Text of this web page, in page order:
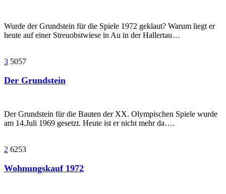
Wurde der Grundstein für die Spiele 1972 geklaut? Warum liegt er
heute auf einer Streuobstwiese in Au in der Hallertau…
3 5057
Der Grundstein
Der Grundstein für die Bauten der XX. Olympischen Spiele wurde
am 14.Juli 1969 gesetzt. Heute ist er nicht mehr da….
2 6253
Wohnungskauf 1972